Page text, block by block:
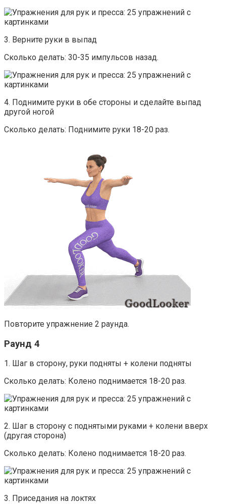
3. Верните руки в выпад
Сколько делать: 30-35 импульсов назад.
4. Поднимите руки в обе стороны и сделайте выпад
другой ногой
Сколько делать: Поднимите руки 18-20 раз.
Повторите упражнение 2 раунда.
Раунд 4
1. Шаг в сторону, руки подняты + колени подняты
Сколько делать: Колено поднимается 18-20 раз.
2. Шаг в сторону с поднятыми руками + колени вверх
(другая сторона)
Сколько делать: Колено поднимается 18-20 раз.
3. Приседания на локтях